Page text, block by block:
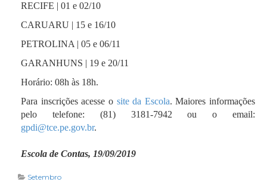
RECIFE | 01 e 02/10
CARUARU | 15 e 16/10
PETROLINA | 05 e 06/11
GARANHUNS | 19 e 20/11
Horário: 08h às 18h.
Para inscrições acesse o site da Escola. Maiores informações
pelo telefone: (81) 3181-7942 ou o email:
gpdi@tce.pe.gov.br.
Escola de Contas, 19/09/2019
Setembro